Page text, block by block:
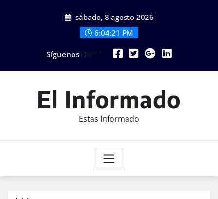
sábado, 8 agosto 2026
6:04:22 PM
Síguenos
El Informado
Estas Informado